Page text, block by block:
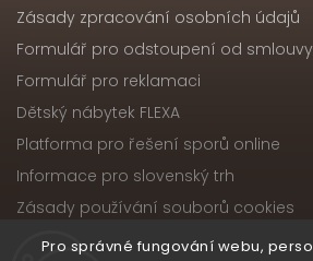
Pro správné fungování webu,
Zásady zpracování osobních údajů
Formulář pro odstoupení od smlouvy
Formulář pro reklamaci
Dětský nábytek FLEXA
Platforma pro řešení sporů online
Informace pro slovenský trh
Zásady používání souborů cookies